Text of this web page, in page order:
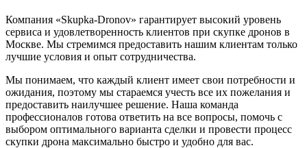
Компания «Skupka-Dronov» гарантирует высокий уровень
сервиса и удовлетворенность клиентов при скупке дронов в
Москве. Мы стремимся предоставить нашим клиентам только
лучшие условия и опыт сотрудничества.
Мы понимаем, что каждый клиент имеет свои потребности и
ожидания, поэтому мы стараемся учесть все их пожелания и
предоставить наилучшее решение. Наша команда
профессионалов готова ответить на все вопросы, помочь с
выбором оптимального варианта сделки и провести процесс
скупки дрона максимально быстро и удобно для вас.